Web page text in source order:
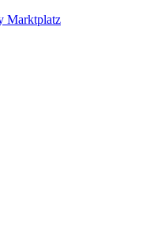
Marktplatz